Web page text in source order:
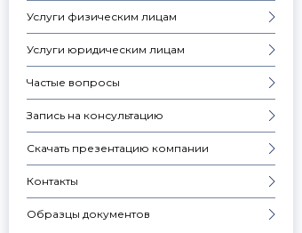
Услуги физическим лицам
Услуги юридическим лицам
Частые вопросы
Запись на консультацию
Скачать презентацию компании
Контакты
Образцы документов